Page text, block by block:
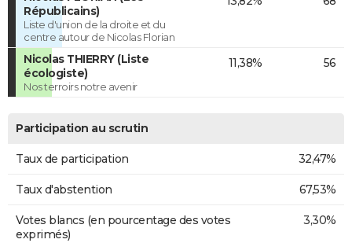
Républicains)
Liste d'union de la droite et du
centre autour de Nicolas Florian
Nicolas THIERRY (Liste
écologiste)
Nos terroirs notre avenir
11,38% 56
Participation au scrutin
Taux de participation 32,47%
Taux d'abstention 67,53%
Votes blancs (en pourcentage des votes
exprimés)
3,30%